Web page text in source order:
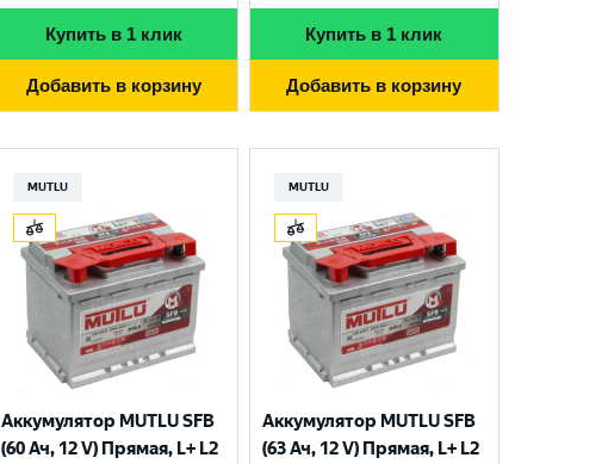
Купить в 1 клик
Добавить в корзину
Купить в 1 клик
Добавить в корзину
MUTLU
Аккумулятор MUTLU SFB
(60 Ач, 12 V) Прямая, L+ L2
MUTLU
Аккумулятор MUTLU SFB
(63 Ач, 12 V) Прямая, L+ L2